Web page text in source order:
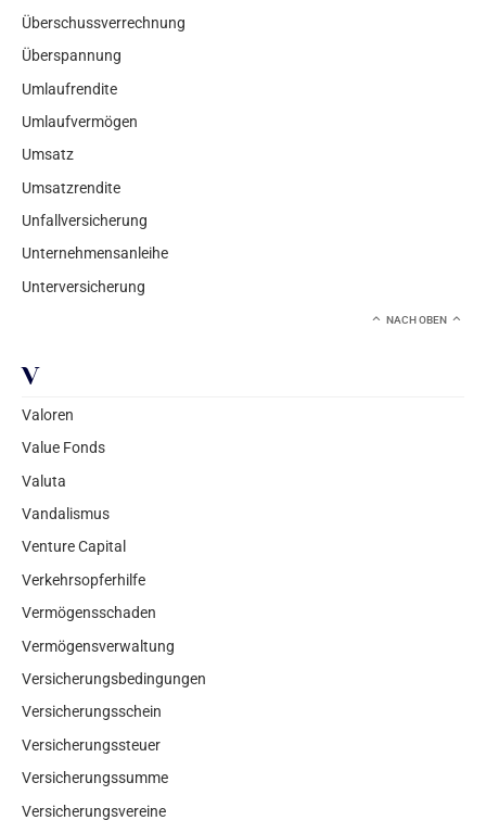
Überschussverrechnung
Überspannung
Umlaufrendite
Umlaufvermögen
Umsatz
Umsatzrendite
Unfallversicherung
Unternehmensanleihe
Unterversicherung
NACH OBEN
V
Valoren
Value Fonds
Valuta
Vandalismus
Venture Capital
Verkehrsopferhilfe
Vermögensschaden
Vermögensverwaltung
Versicherungsbedingungen
Versicherungsschein
Versicherungssteuer
Versicherungssumme
Versicherungsvereine